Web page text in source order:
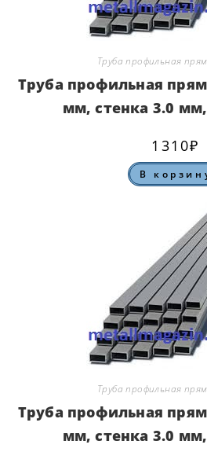
Труба профильная
Труба профильная
мм, стенка 3.0
1310₽
В
Труба профильная
Труба профильная
мм, стенка 3.0